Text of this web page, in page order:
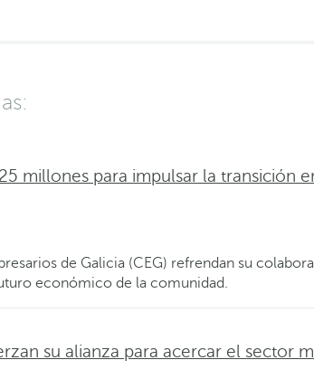
millones para impulsar la transición
de Galicia (CEG) refrendan su
económico de la comunidad.
su alianza para acercar el sector